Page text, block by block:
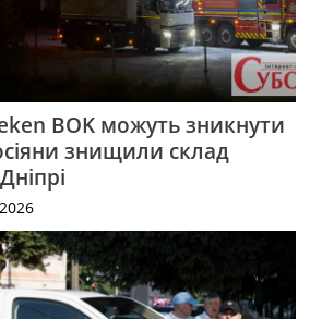
BOK можуть зникнути
знищили склад